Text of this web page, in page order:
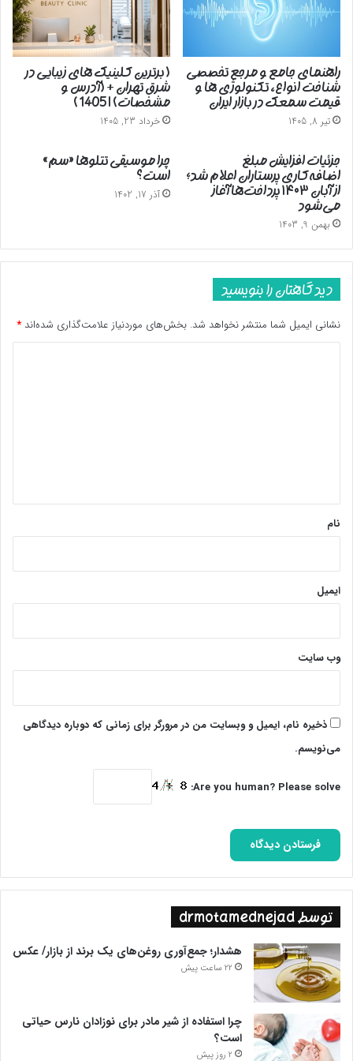
بلوچستان
راهنمای جامع و مرجع تخصصی
شناخت انواع، تکنولوژی ها و
قیمت سمعک در بازار ایران
تیر 8, 1405
( برترین کلینیک های زیبایی در
شرق تهران + (آدرس و
مشخصات) | 1405 )
خرداد 23, 1405
جزئیات افزایش مبلغ
اضافه‌کاری پرستاران اعلام شد؛
از آبان ۱۴۰۳ پرداخت‌ها آغاز
می‌شود
بهمن 9, 1403
چرا موسیقی تتلوها «سم»
است؟
آذر 17, 1402
دیدگاهتان را بنویسید
نشانی ایمیل شما منتشر نخواهد شد. بخش‌های موردنیاز علامت‌گذاری شده‌اند *
نام
ایمیل
وب‌ سایت
ذخیره نام، ایمیل و وبسایت من در مرورگر برای زمانی که دوباره دیدگاهی
می‌نویسم.
Are you human? Please solve:
توسط drmotamednejad
هشدار؛ جمع‌آوری روغن‌های یک برند از بازار/ عکس
22 ساعت پیش
چرا استفاده از شیر مادر برای نوزادان نارس حیاتی
است؟
2 روز پیش